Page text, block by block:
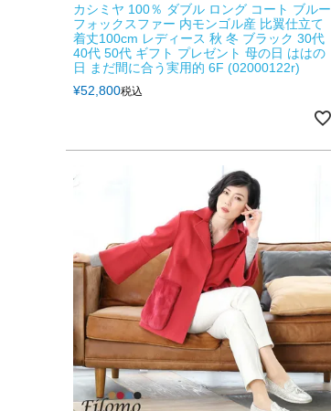
カシミヤ 100％ ダブル ロング コート ブルー
フォックスファー 内モンゴル産 比翼仕立て
着丈100cm レディース 秋 冬 ブラック 30代
40代 50代 ギフト プレゼント 母の日 ははの
日 まだ間に合う実用的 6F (02000122r)
¥52,800税込